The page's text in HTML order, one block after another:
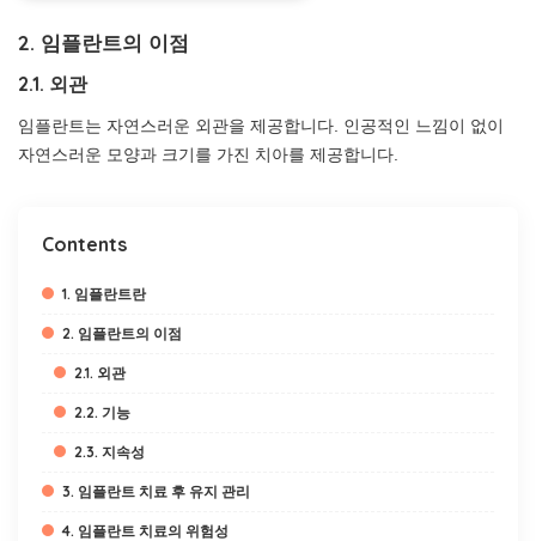
2. 임플란트의 이점
2.1. 외관
임플란트는 자연스러운 외관을 제공합니다. 인공적인 느낌이 없이
자연스러운 모양과 크기를 가진 치아를 제공합니다.
Contents
1. 임플란트란
2. 임플란트의 이점
2.1. 외관
2.2. 기능
2.3. 지속성
3. 임플란트 치료 후 유지 관리
4. 임플란트 치료의 위험성